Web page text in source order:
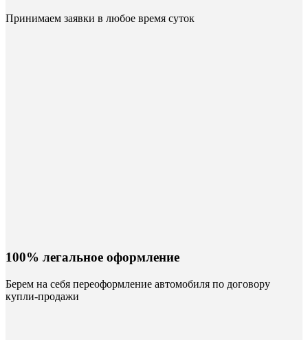
Принимаем заявки в любое время суток
100% легальное оформление
Берем на себя переоформление автомобиля по договору
купли-продажи